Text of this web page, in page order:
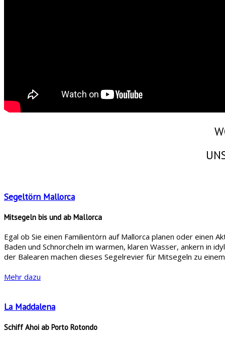
Segeltörn Mallorca
Mitsegeln bis und ab Mallorca
Egal ob Sie einen Familientörn auf Mallorca planen oder einen
Baden und Schnorcheln im warmen, klaren Wasser, ankern in
der Balearen machen dieses Segelrevier für Mitsegeln zu
Mehr dazu
La Maddalena
Schiff Ahoi ab Porto Rotondo